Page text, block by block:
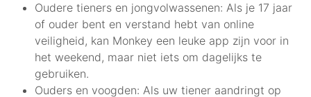
Oudere tieners en jongvolwassenen: Als je 17 jaar
of ouder bent en verstand hebt van online
veiligheid, kan Monkey een leuke app zijn voor in
het weekend, maar niet iets om dagelijks te
gebruiken.
Ouders en voogden: Als uw tiener aandringt op